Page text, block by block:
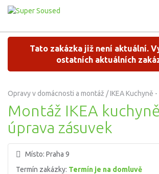
Tato zakázka již není aktuální.
ostatních aktuálních
Opravy v domácnosti a montáž / IKEA Kuchyně
Montáž IKEA
úprava zásuvek
Místo: Praha 9
Termín zakázky: Termín je na domluvě